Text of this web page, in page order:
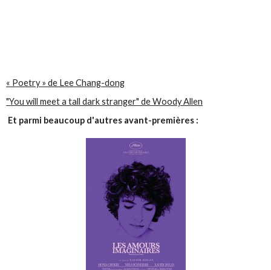
« Poetry » de Lee Chang-dong
"You will meet a tall dark stranger" de Woody Allen
Et parmi beaucoup d'autres avant-premières :